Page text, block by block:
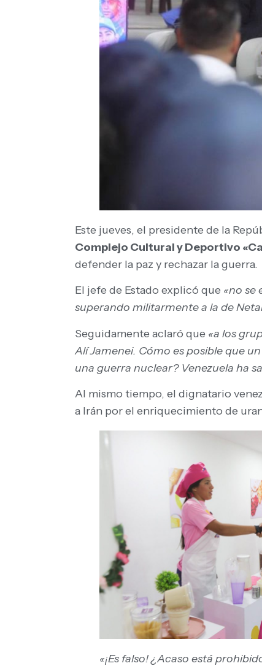
Este jueves, el presidente de la
Complejo Cultural y Deportivo
defender la paz y rechazar la guerra.
El jefe de Estado explicó que «no se
superando militarmente a la de
Seguidamente aclaró que «a los
Alí Jamenei. Cómo es posible que
una guerra nuclear? Venezuela ha
Al mismo tiempo, el dignatario
a Irán por el enriquecimiento de
«¡Es falso! ¿Acaso está